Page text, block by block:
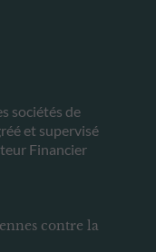
sociétés de
et supervisé
Financier
contre la